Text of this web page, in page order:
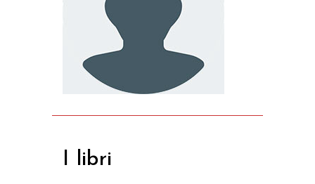
I libri